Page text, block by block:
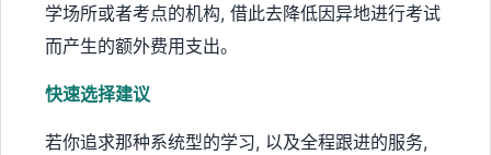
学场所或者考点的机构, 借此去降低因异地进行考试
而产生的额外费用支出。
快速选择建议
若你追求那种系统型的学习, 以及全程跟进的服务,